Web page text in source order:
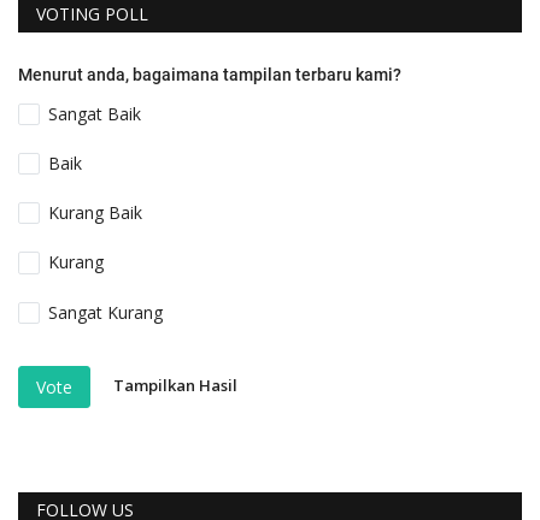
VOTING POLL
Menurut anda, bagaimana tampilan terbaru kami?
Sangat Baik
Baik
Kurang Baik
Kurang
Sangat Kurang
Vote Tampilkan Hasil
FOLLOW US